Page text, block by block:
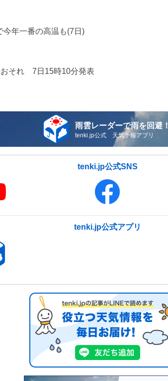
年一番の高温も(7日)
おそれ 7日15時10分発表
雨雲レーダーで雨を回避！
tenki.jp公式 天気予報アプリ
tenki.jp公式SNS
tenki.jp公式アプリ